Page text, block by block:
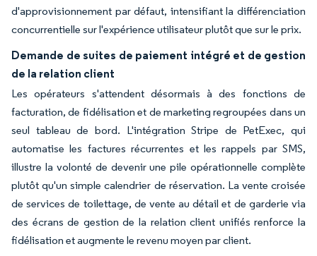
d'approvisionnement par défaut, intensifiant la différenciation
concurrentielle sur l'expérience utilisateur plutôt que sur le prix.
Demande de suites de paiement intégré et de gestion
de la relation client
Les opérateurs s'attendent désormais à des fonctions de
facturation, de fidélisation et de marketing regroupées dans un
seul tableau de bord. L'intégration Stripe de PetExec, qui
automatise les factures récurrentes et les rappels par SMS,
illustre la volonté de devenir une pile opérationnelle complète
plutôt qu'un simple calendrier de réservation. La vente croisée
de services de toilettage, de vente au détail et de garderie via
des écrans de gestion de la relation client unifiés renforce la
fidélisation et augmente le revenu moyen par client.